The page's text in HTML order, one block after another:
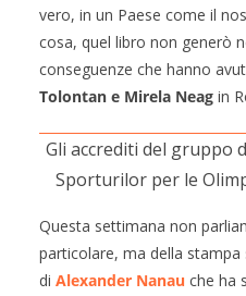
vero, in un Paese come il
cosa, quel libro non generò
conseguenze che hanno
Tolontan e Mirela Neag in
Gli accrediti del gruppo
Sporturilor per le
Questa settimana non
particolare, ma della
di Alexander Nanau che ha